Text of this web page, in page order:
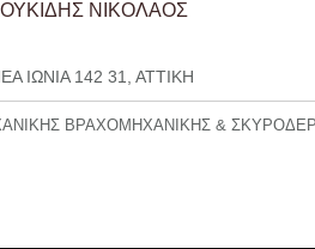
ΝΙΚΟΛΑΟΣ
ΙΩΝΙΑ 142 31, ΑΤΤΙΚΗ
ΒΡΑΧΟΜΗΧΑΝΙΚΗΣ &